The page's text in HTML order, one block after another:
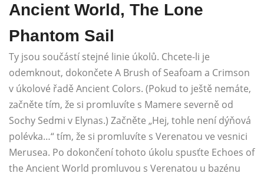
Ancient World, The Lone
Phantom Sail
Ty jsou součástí stejné linie úkolů. Chcete-li je
odemknout, dokončete A Brush of Seafoam a Crimson
v úkolové řadě Ancient Colors. (Pokud to ještě nemáte,
začněte tím, že si promluvíte s Mamere severně od
Sochy Sedmi v Elynas.) Začněte „Hej, tohle není dýňová
polévka…“ tím, že si promluvíte s Verenatou ve vesnici
Merusea. Po dokončení tohoto úkolu spusťte Echoes of
the Ancient World promluvou s Verenatou u bazénu